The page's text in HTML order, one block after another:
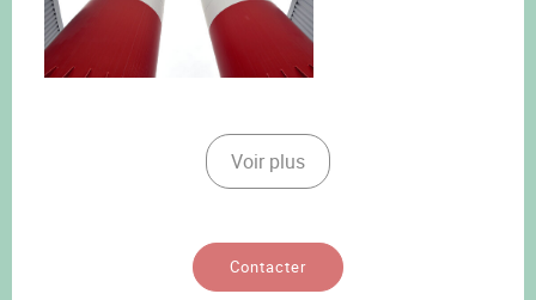
Voir plus
Contacter